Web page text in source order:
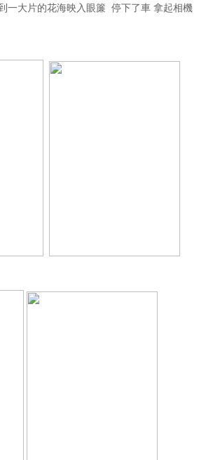
一大片的花海映入眼簾 停下了車 拿起相機